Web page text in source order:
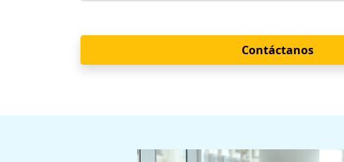
Contáctanos